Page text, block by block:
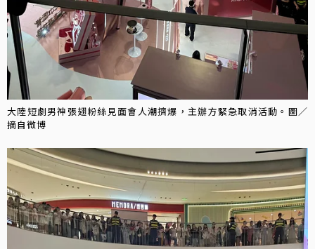
大陸短劇男神張翅粉絲見面會人潮擠爆，主辦方緊急取消活動。圖／
摘自微博